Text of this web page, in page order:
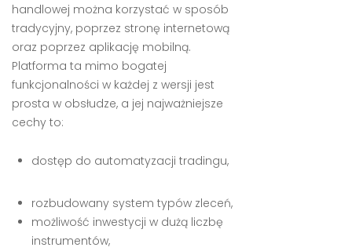
handlowej można korzystać w sposób
tradycyjny, poprzez stronę internetową
oraz poprzez aplikację mobilną.
Platforma ta mimo bogatej
funkcjonalności w każdej z wersji jest
prosta w obsłudze, a jej najważniejsze
cechy to:
dostęp do automatyzacji tradingu,
rozbudowany system typów zleceń,
możliwość inwestycji w dużą liczbę
instrumentów,